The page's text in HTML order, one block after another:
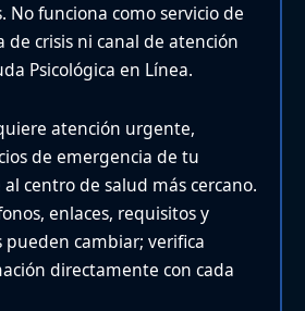
No funciona como servicio de
de crisis ni canal de atención
Psicológica en Línea.
atención urgente,
de emergencia de tu
centro de salud más cercano.
enlaces, requisitos y
pueden cambiar; verifica
directamente con cada